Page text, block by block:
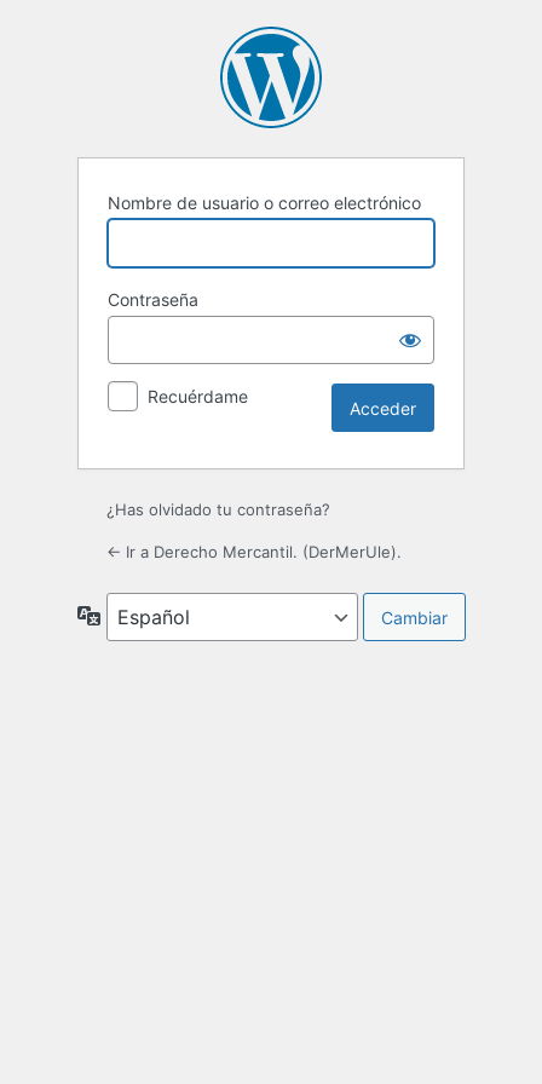
Nombre de usuario o correo electrónico
Contraseña
Recuérdame
¿Has olvidado tu contraseña?
← Ir a Derecho Mercantil. (DerMerUle).
Idioma